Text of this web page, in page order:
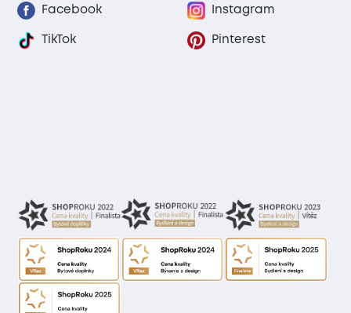
Facebook Instagram
TikTok Pinterest